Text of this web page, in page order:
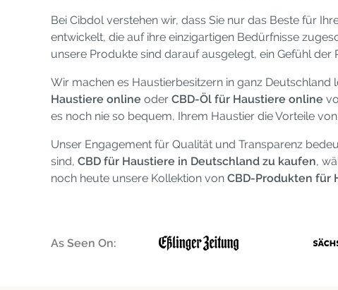
Bei Cibdol verstehen wir, dass Sie nur das Beste für
entwickelt, die auf ihre einzigartigen Bedürfnisse
unsere Produkte sind darauf ausgelegt, ein Gefühl
Wir machen es Haustierbesitzern in ganz
Haustiere online oder CBD-Öl für Haustiere online
es noch nie so bequem, Ihrem Haustier die Vorteile
Unser Engagement für Qualität und Transparenz
sind, CBD für Haustiere in Deutschland zu kaufen,
noch heute unsere Kollektion von CBD-Produkten für
As Seen On: